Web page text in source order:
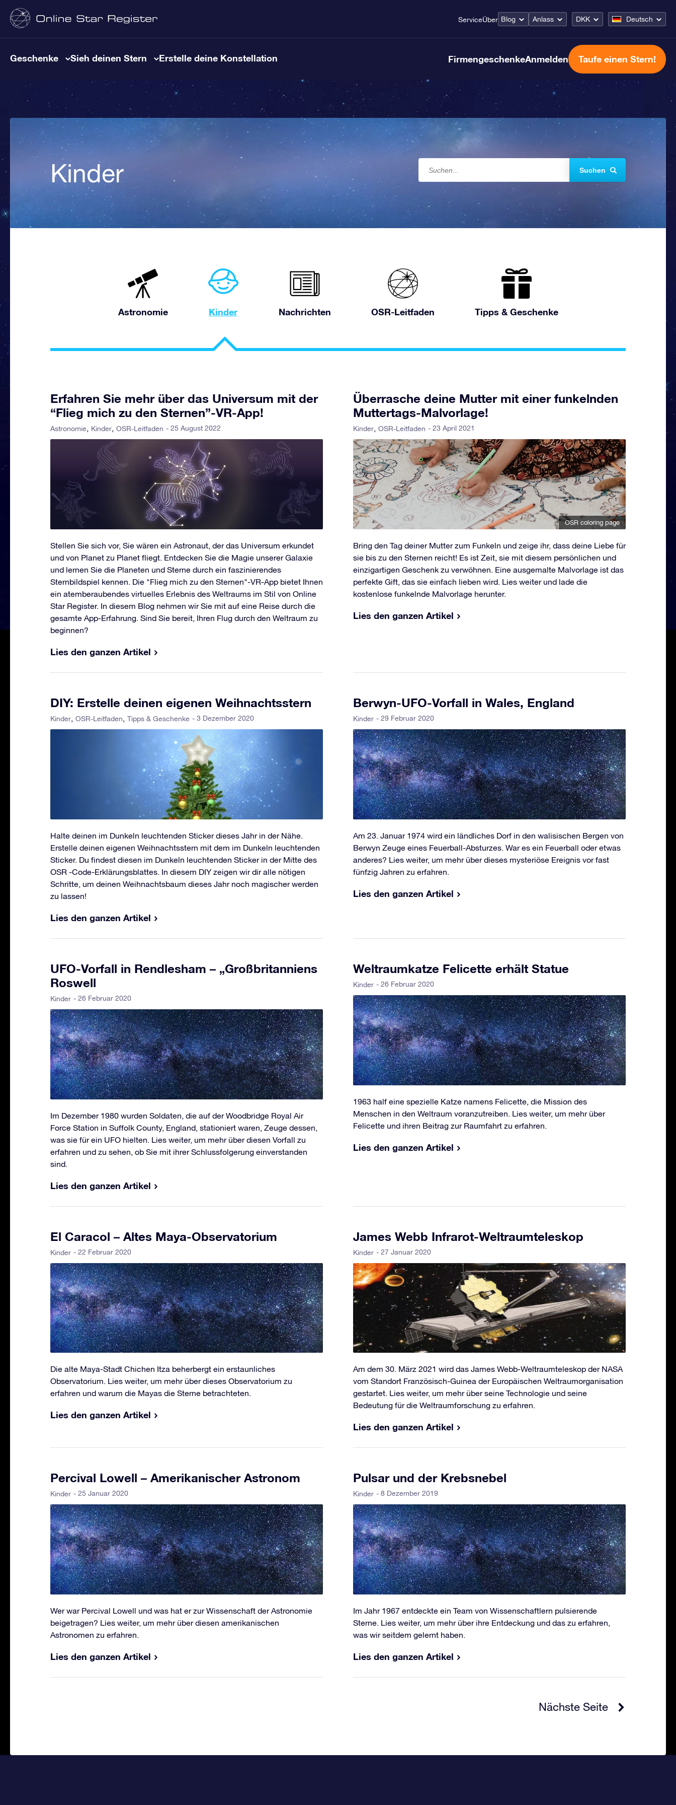
ServiceÜber Blog Anlass DKK Deutsch
Geschenke Sieh deinen Stern Erstelle deine Konstellation FirmengeschenkeAnmelden Taufe einen Stern!
Kinder Suchen
Astronomie Kinder Nachrichten OSR-Leitfaden Tipps & Geschenke
Erfahren Sie mehr über das Universum mit der
“Flieg mich zu den Sternen”-VR-App!
Astronomie Kinder OSR-Leitfaden - 25 August 2022
Stellen Sie sich vor, Sie wären ein Astronaut, der das Universum erkundet
und von Planet zu Planet fliegt. Entdecken Sie die Magie unserer Galaxie
und lernen Sie die Planeten und Sterne durch ein faszinierendes
Sternbildspiel kennen. Die "Flieg mich zu den Sternen"-VR-App bietet Ihnen
ein atemberaubendes virtuelles Erlebnis des Weltraums im Stil von Online
Star Register. In diesem Blog nehmen wir Sie mit auf eine Reise durch die
gesamte App-Erfahrung. Sind Sie bereit, Ihren Flug durch den Weltraum zu
beginnen?
Lies den ganzen Artikel
Überrasche deine Mutter mit einer funkelnden
Muttertags-Malvorlage!
Kinder OSR-Leitfaden - 23 April 2021
OSR coloring page
Bring den Tag deiner Mutter zum Funkeln und zeige ihr, dass deine Liebe für
sie bis zu den Sternen reicht! Es ist Zeit, sie mit diesem persönlichen und
einzigartigen Geschenk zu verwöhnen. Eine ausgemalte Malvorlage ist das
perfekte Gift, das sie einfach lieben wird. Lies weiter und lade die
kostenlose funkelnde Malvorlage herunter.
Lies den ganzen Artikel
DIY: Erstelle deinen eigenen Weihnachtsstern
Kinder OSR-Leitfaden Tipps & Geschenke - 3 Dezember 2020
Halte deinen im Dunkeln leuchtenden Sticker dieses Jahr in der Nähe.
Erstelle deinen eigenen Weihnachtsstern mit dem im Dunkeln leuchtenden
Sticker. Du findest diesen im Dunkeln leuchtenden Sticker in der Mitte des
OSR -Code-Erklärungsblattes. In diesem DIY zeigen wir dir alle nötigen
Schritte, um deinen Weihnachtsbaum dieses Jahr noch magischer werden
zu lassen!
Lies den ganzen Artikel
Berwyn-UFO-Vorfall in Wales, England
Kinder - 29 Februar 2020
Am 23. Januar 1974 wird ein ländliches Dorf in den walisischen Bergen von
Berwyn Zeuge eines Feuerball-Absturzes. War es ein Feuerball oder etwas
anderes? Lies weiter, um mehr über dieses mysteriöse Ereignis vor fast
fünfzig Jahren zu erfahren.
Lies den ganzen Artikel
UFO-Vorfall in Rendlesham – „Großbritanniens
Roswell
Kinder - 26 Februar 2020
Im Dezember 1980 wurden Soldaten, die auf der Woodbridge Royal Air
Force Station in Suffolk County, England, stationiert waren, Zeuge dessen,
was sie für ein UFO hielten. Lies weiter, um mehr über diesen Vorfall zu
erfahren und zu sehen, ob Sie mit ihrer Schlussfolgerung einverstanden
sind.
Lies den ganzen Artikel
Weltraumkatze Felicette erhält Statue
Kinder - 26 Februar 2020
1963 half eine spezielle Katze namens Felicette, die Mission des
Menschen in den Weltraum voranzutreiben. Lies weiter, um mehr über
Felicette und ihren Beitrag zur Raumfahrt zu erfahren.
Lies den ganzen Artikel
El Caracol – Altes Maya-Observatorium
Kinder - 22 Februar 2020
Die alte Maya-Stadt Chichen Itza beherbergt ein erstaunliches
Observatorium. Lies weiter, um mehr über dieses Observatorium zu
erfahren und warum die Mayas die Sterne betrachteten.
Lies den ganzen Artikel
James Webb Infrarot-Weltraumteleskop
Kinder - 27 Januar 2020
Am dem 30. März 2021 wird das James Webb-Weltraumteleskop der NASA
vom Standort Französisch-Guinea der Europäischen Weltraumorganisation
gestartet. Lies weiter, um mehr über seine Technologie und seine
Bedeutung für die Weltraumforschung zu erfahren.
Lies den ganzen Artikel
Percival Lowell – Amerikanischer Astronom
Kinder - 25 Januar 2020
Wer war Percival Lowell und was hat er zur Wissenschaft der Astronomie
beigetragen? Lies weiter, um mehr über diesen amerikanischen
Astronomen zu erfahren.
Lies den ganzen Artikel
Pulsar und der Krebsnebel
Kinder - 8 Dezember 2019
Im Jahr 1967 entdeckte ein Team von Wissenschaftlern pulsierende
Sterne. Lies weiter, um mehr über ihre Entdeckung und das zu erfahren,
was wir seitdem gelernt haben.
Lies den ganzen Artikel
Nächste Seite